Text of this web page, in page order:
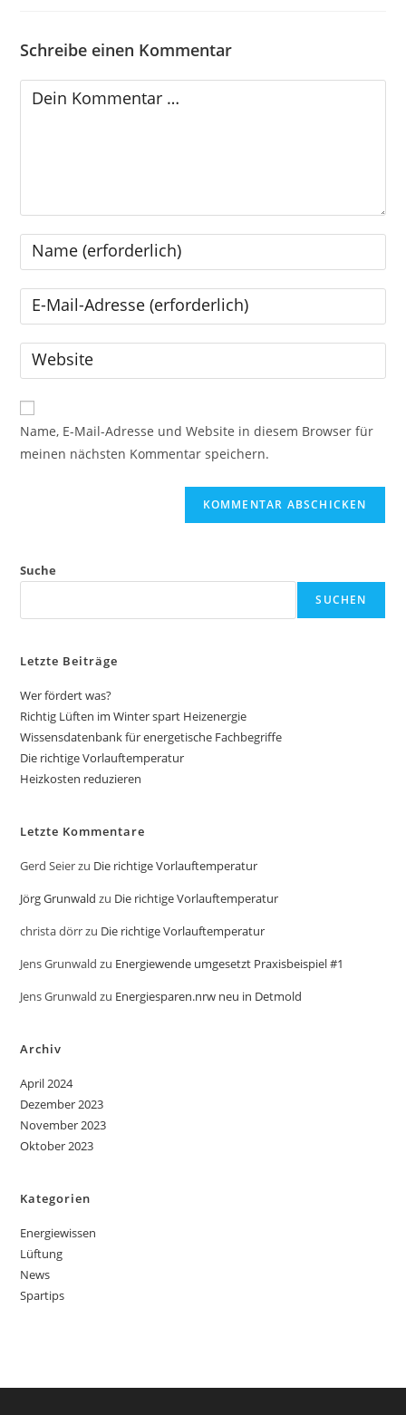
Schreibe einen Kommentar
Name, E-Mail-Adresse und Website in diesem Browser für
meinen nächsten Kommentar speichern.
Suche
SUCHEN
Letzte Beiträge
Wer fördert was?
Richtig Lüften im Winter spart Heizenergie
Wissensdatenbank für energetische Fachbegriffe
Die richtige Vorlauftemperatur
Heizkosten reduzieren
Letzte Kommentare
Gerd Seierzu Die richtige Vorlauftemperatur
Jörg Grunwald zu Die richtige Vorlauftemperatur
christa dörrzu Die richtige Vorlauftemperatur
Jens Grunwald zu Energiewende umgesetzt Praxisbeispiel #1
Jens Grunwald zu Energiesparen.nrw neu in Detmold
Archiv
April 2024
Dezember 2023
November 2023
Oktober 2023
Kategorien
Energiewissen
Lüftung
News
Spartips